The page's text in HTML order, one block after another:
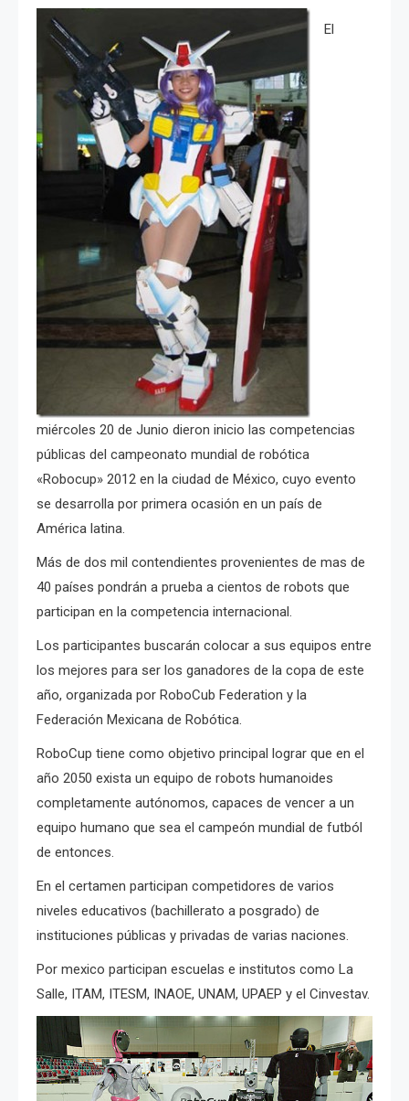
El
miércoles 20 de Junio dieron inicio las competencias
públicas del campeonato mundial de robótica
«Robocup» 2012 en la ciudad de México, cuyo evento
se desarrolla por primera ocasión en un país de
América latina.
Más de dos mil contendientes provenientes de mas de
40 países pondrán a prueba a cientos de robots que
participan en la competencia internacional.
Los participantes buscarán colocar a sus equipos entre
los mejores para ser los ganadores de la copa de este
año, organizada por RoboCub Federation y la
Federación Mexicana de Robótica.
RoboCup tiene como objetivo principal lograr que en el
año 2050 exista un equipo de robots humanoides
completamente autónomos, capaces de vencer a un
equipo humano que sea el campeón mundial de futból
de entonces.
En el certamen participan competidores de varios
niveles educativos (bachillerato a posgrado) de
instituciones públicas y privadas de varias naciones.
Por mexico participan escuelas e institutos como La
Salle, ITAM, ITESM, INAOE, UNAM, UPAEP y el Cinvestav.